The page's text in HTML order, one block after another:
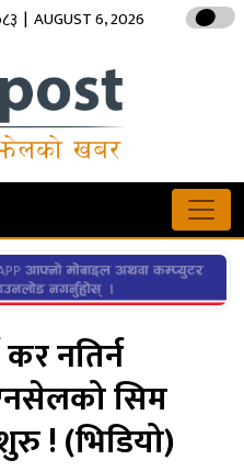
| AUGUST 6, 2026
नतिर्न
सिम
! (भिडियो)